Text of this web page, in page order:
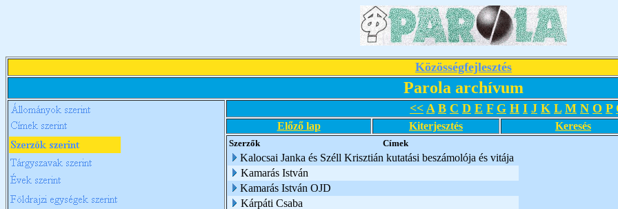
Közösségfejlesztés
Parola archívum
<< A B C D E F G H I J K L M N O P
Előző lap Kiterjesztés Keresés
Szerzők Címek
Kalocsai Janka és Széll Krisztián kutatási beszámolója és vitája
Kamarás István
Kamarás István OJD
Kárpáti Csaba